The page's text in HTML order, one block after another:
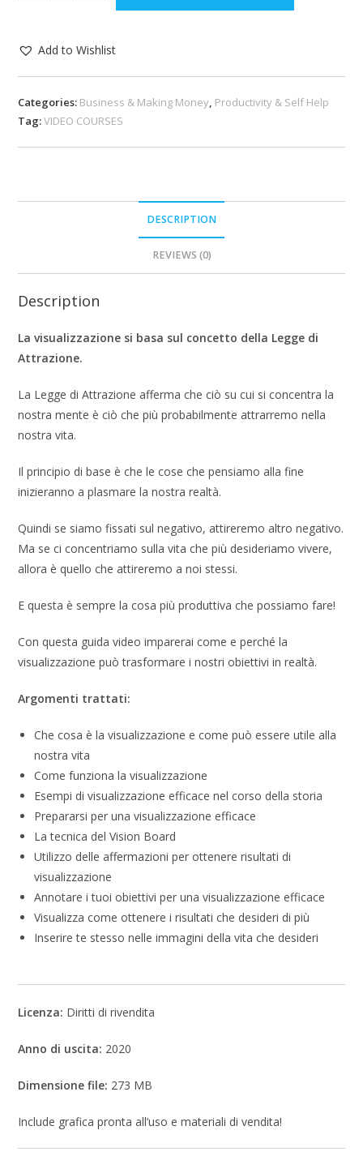
Add to Wishlist
Categories: Business & Making Money, Productivity & Self Help
Tag:VIDEO COURSES
DESCRIPTION
REVIEWS (0)
Description
La visualizzazione si basa sul concetto della Legge di
Attrazione.
La Legge di Attrazione afferma che ciò su cui si concentra la
nostra mente è ciò che più probabilmente attrarremo nella
nostra vita.
Il principio di base è che le cose che pensiamo alla fine
inizieranno a plasmare la nostra realtà.
Quindi se siamo fissati sul negativo, attireremo altro negativo.
Ma se ci concentriamo sulla vita che più desideriamo vivere,
allora è quello che attireremo a noi stessi.
E questa è sempre la cosa più produttiva che possiamo fare!
Con questa guida video imparerai come e perché la
visualizzazione può trasformare i nostri obiettivi in ​​realtà.
Argomenti trattati:
Che cosa è la visualizzazione e come può essere utile alla
nostra vita
Come funziona la visualizzazione
Esempi di visualizzazione efficace nel corso della storia
Prepararsi per una visualizzazione efficace
La tecnica del Vision Board
Utilizzo delle affermazioni per ottenere risultati di
visualizzazione
Annotare i tuoi obiettivi per una visualizzazione efficace
Visualizza come ottenere i risultati che desideri di più
Inserire te stesso nelle immagini della vita che desideri
Licenza: Diritti di rivendita
Anno di uscita: 2020
Dimensione file: 273 MB
Include grafica pronta all’uso e materiali di vendita!